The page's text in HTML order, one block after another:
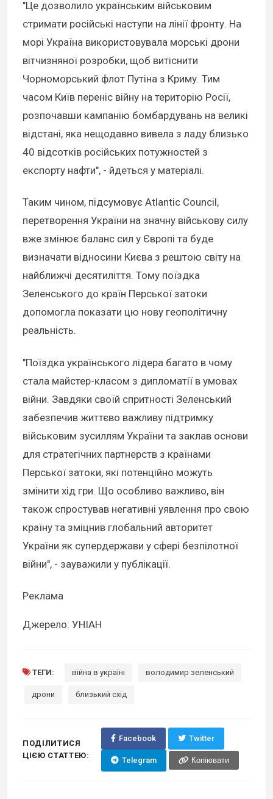
"Це дозволило українським військовим
стримати російські наступи на лінії фронту. На
морі Україна використовувала морські дрони
вітчизняної розробки, щоб витіснити
Чорноморський флот Путіна з Криму. Тим
часом Київ переніс війну на територію Росії,
розпочавши кампанію бомбардувань на великі
відстані, яка нещодавно вивела з ладу близько
40 відсотків російських потужностей з
експорту нафти", - йдеться у матеріалі.
Таким чином, підсумовує Atlantic Council,
перетворення України на значну військову силу
вже змінює баланс сил у Європі та буде
визначати відносини Києва з рештою світу на
найближчі десятиліття. Тому поїздка
Зеленського до країн Перської затоки
допомогла показати цю нову геополітичну
реальність.
"Поїздка українського лідера багато в чому
стала майстер-класом з дипломатії в умовах
війни. Завдяки своїй спритності Зеленський
забезпечив життєво важливу підтримку
військовим зусиллям України та заклав основи
для стратегічних партнерств з країнами
Перської затоки, які потенційно можуть
змінити хід гри. Що особливо важливо, він
також спростував негативні уявлення про свою
країну та зміцнив глобальний авторитет
України як супердержави у сфері безпілотної
війни", - зауважили у публікації.
Реклама
Джерело: УНІАН
ТЕГИ: війна в україні володимир зеленський
дрони близький схід
ПОДІЛИТИСЯ
ЦІЄЮ СТАТТЕЮ:
Facebook Twitter
Telegram Копіювати